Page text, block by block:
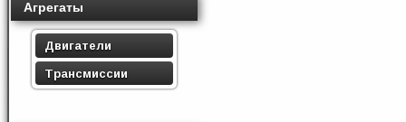
Агрегаты
Двигатели
Трансмиссии